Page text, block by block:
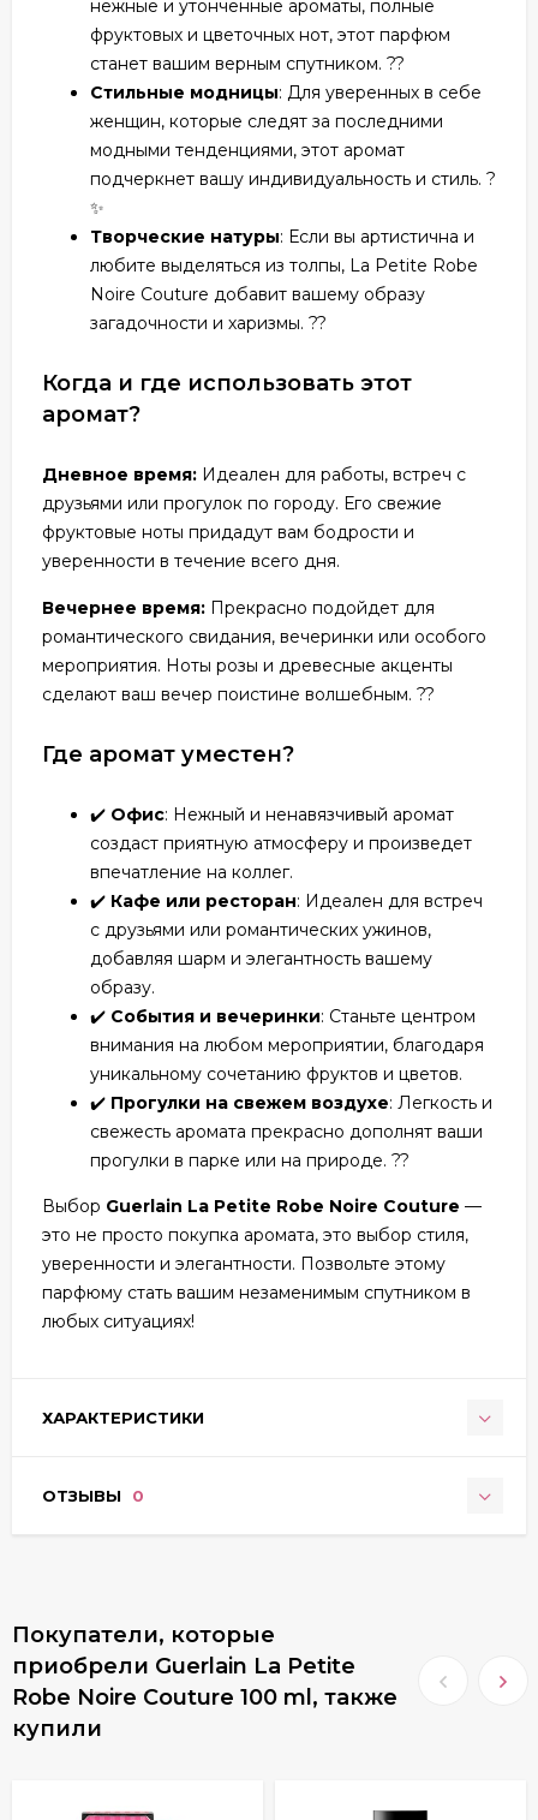
нежные и утонченные ароматы, полные
фруктовых и цветочных нот, этот парфюм
станет вашим верным спутником. ??
Стильные модницы: Для уверенных в себе
женщин, которые следят за последними
модными тенденциями, этот аромат
подчеркнет вашу индивидуальность и стиль. ?
✨
Творческие натуры: Если вы артистична и
любите выделяться из толпы, La Petite Robe
Noire Couture добавит вашему образу
загадочности и харизмы. ??
Когда и где использовать этот
аромат?
Дневное время: Идеален для работы, встреч с
друзьями или прогулок по городу. Его свежие
фруктовые ноты придадут вам бодрости и
уверенности в течение всего дня.
Вечернее время: Прекрасно подойдет для
романтического свидания, вечеринки или особого
мероприятия. Ноты розы и древесные акценты
сделают ваш вечер поистине волшебным. ??
Где аромат уместен?
✔️ Офис: Нежный и ненавязчивый аромат
создаст приятную атмосферу и произведет
впечатление на коллег.
✔️ Кафе или ресторан: Идеален для встреч
с друзьями или романтических ужинов,
добавляя шарм и элегантность вашему
образу.
✔️ События и вечеринки: Станьте центром
внимания на любом мероприятии, благодаря
уникальному сочетанию фруктов и цветов.
✔️ Прогулки на свежем воздухе: Легкость и
свежесть аромата прекрасно дополнят ваши
прогулки в парке или на природе. ??
Выбор Guerlain La Petite Robe Noire Couture —
это не просто покупка аромата, это выбор стиля,
уверенности и элегантности. Позвольте этому
парфюму стать вашим незаменимым спутником в
любых ситуациях!
ХАРАКТЕРИСТИКИ
ОТЗЫВЫ 0
Покупатели, которые
приобрели Guerlain La Petite
Robe Noire Couture 100 ml, также
купили